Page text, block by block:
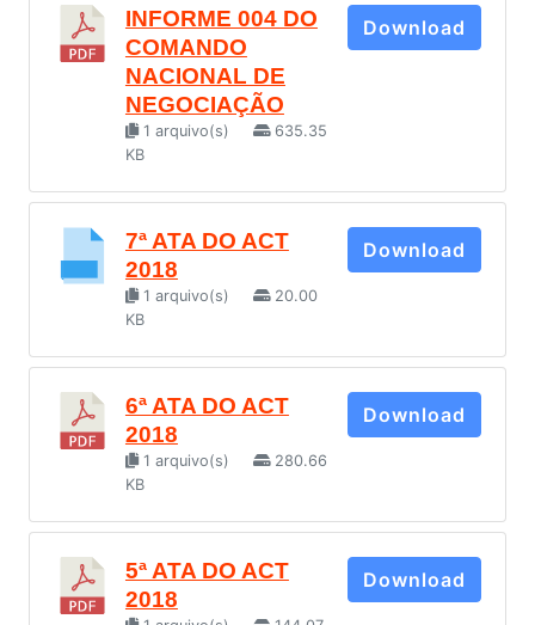
INFORME 004 DO
COMANDO
NACIONAL DE
NEGOCIAÇÃO
1 arquivo(s)
635.35
KB
Download
7ª ATA DO ACT
2018
1 arquivo(s)
20.00
KB
Download
6ª ATA DO ACT
2018
1 arquivo(s)
280.66
KB
Download
5ª ATA DO ACT
2018
Download